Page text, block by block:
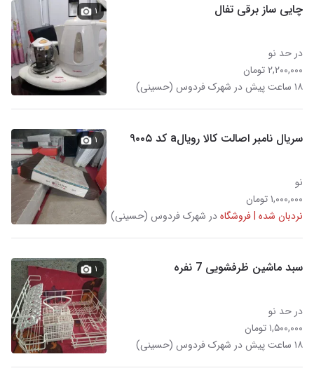
چایی ساز برقی تفال
در حد نو
۲,۲۰۰,۰۰۰ تومان
۱۸ ساعت پیش در شهرک فردوس (حسینی)
۱
سریال نامبر اصالت کالا رویالa کد ۹۰۰۵
نو
۱,۰۰۰,۰۰۰ تومان
نردبان شده | فروشگاهدر شهرک فردوس (حسینی)
۱
سبد ماشین ظرفشویی 7 نفره
در حد نو
۱,۵۰۰,۰۰۰ تومان
۱۸ ساعت پیش در شهرک فردوس (حسینی)
۱